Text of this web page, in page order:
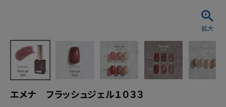
エメナ フラッシュジェル１０３３